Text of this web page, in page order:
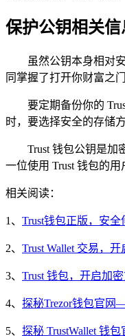
保护公钥相关信
虽然公钥本身相对
同掌握了打开你财富之
要定期备份你的
时，要选择安全的存储
Trust 钱包公钥是
一位使用 Trust 钱包的
相关阅读：
1、 Trust钱包正版，安
2、 Trust Wallet 交易，
3、 Trust 钱包，开启加
4、 探秘Trezor钱包官网
5、 探秘 TrustWallet 钱